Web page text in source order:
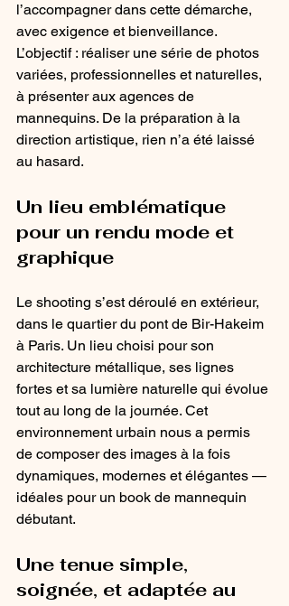
l’accompagner dans cette démarche,
avec exigence et bienveillance.
L’objectif : réaliser une série de photos
variées, professionnelles et naturelles,
à présenter aux agences de
mannequins. De la préparation à la
direction artistique, rien n’a été laissé
au hasard.
Un lieu emblématique
pour un rendu mode et
graphique
Le shooting s’est déroulé en extérieur,
dans le quartier du pont de Bir-Hakeim
à Paris. Un lieu choisi pour son
architecture métallique, ses lignes
fortes et sa lumière naturelle qui évolue
tout au long de la journée. Cet
environnement urbain nous a permis
de composer des images à la fois
dynamiques, modernes et élégantes —
idéales pour un book de mannequin
débutant.
Une tenue simple,
soignée, et adaptée au